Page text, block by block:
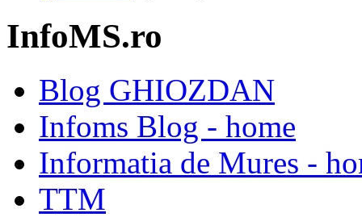
InfoMS.ro
Blog GHIOZDAN
Infoms Blog - home
Informatia de Mures -
TTM